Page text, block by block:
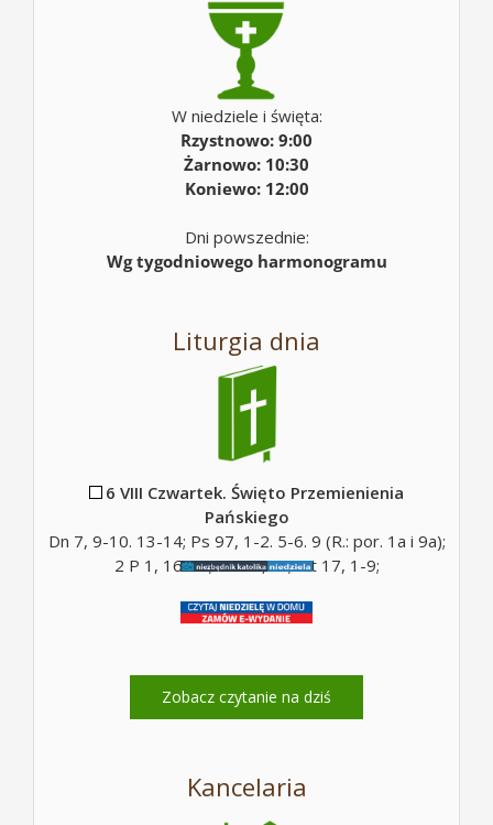
W niedziele i święta:
Rzystnowo: 9:00
Żarnowo: 10:30
Koniewo: 12:00
Dni powszednie:
Wg tygodniowego harmonogramu
Liturgia dnia
6 VIII Czwartek. Święto Przemienienia
Pańskiego
Dn 7, 9-10. 13-14; Ps 97, 1-2. 5-6. 9 (R.: por. 1a i 9a);
2 P 1, 16-19; Mt 17, 5c; Mt 17, 1-9;
Zobacz czytanie na dziś
Kancelaria